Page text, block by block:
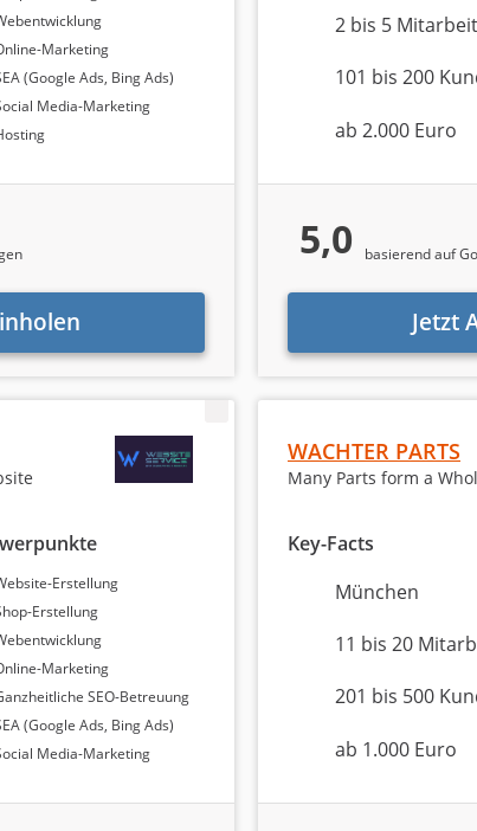
Kennzahlen zu den untersuchten
zu geben. Dabei beantworten wir unter
Agenturen ansässig?
im Durchschnitt?
Leistungen der untersuchten
diese Budgetgrenzen sind für viele Unternehmen
Methodik der Analyse
das Ranking zustande kommt und auf welchen
einer Internetagentur
wurden zwei zentrale
als eine der bedeutendsten
Marketing
(Google Ads, Bing Ads)
Media-Marketing
2 bis 5
101 bis 200
ab 2.000 Euro
5,0 basierend auf
Jetzt
Erstellung
Erstellung
Marketing
SEO-Betreuung
(Google Ads, Bing Ads)
Media-Marketing
WACHTER PARTS
Many Parts form a
Key-Facts
München
11 bis 20
201 bis 500
ab 1.000 Euro